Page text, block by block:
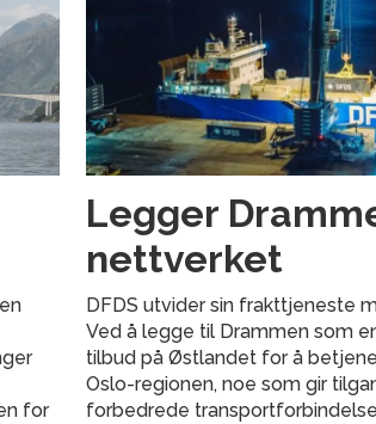
for
Legger
nettverket
DFDS utvider sin frakttjeneste
Ved å legge til Drammen som
tilbud på Østlandet for å
Oslo-regionen, noe som gir
forbedrede